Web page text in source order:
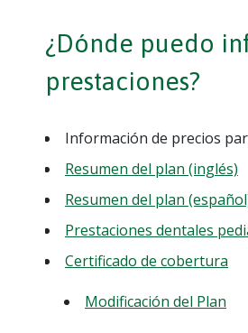
¿Dónde puedo
prestaciones?
Información de precios
Resumen del plan (inglés)
Resumen del plan
Prestaciones dentales
Certificado de cobertura
Modificación del Plan